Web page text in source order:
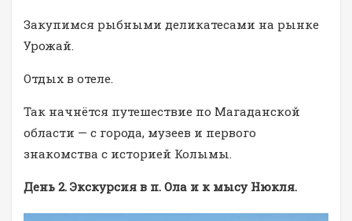
Закупимся рыбными деликатесами на рынке
Урожай.
Отдых в отеле.
Так начнётся путешествие по Магаданской
области — с города, музеев и первого
знакомства с историей Колымы.
День 2. Экскурсия в п. Ола и к мысу Нюкля.